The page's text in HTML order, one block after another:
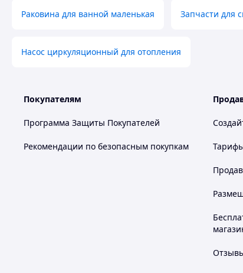
Раковина для ванной маленькая Запчасти для
Насос циркуляционный для отопления
Покупателям
Программа Защиты Покупателей
Рекомендации по безопасным покупкам